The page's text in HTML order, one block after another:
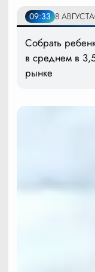
09:33 8 АВГУСТА
Собрать
в среднем в
рынке